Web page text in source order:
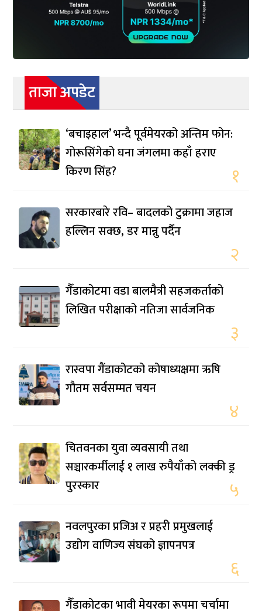
ताजा अपडेट
‘बचाइहाल’ भन्दै पूर्वमेयरको अन्तिम फोन:
गोरूसिंगेको घना जंगलमा कहाँ हराए
किरण सिंह?
१
सरकारबारे रवि– बादलको टुक्रामा जहाज
हल्लिन सक्छ, डर मान्नु पर्दैन
२
गैँडाकोटमा वडा बालमैत्री सहजकर्ताको
लिखित परीक्षाको नतिजा सार्वजनिक
३
रास्वपा गैंडाकोटको कोषाध्यक्षमा ऋषि
गौतम सर्वसम्मत चयन
४
चितवनका युवा व्यवसायी तथा
सञ्चारकर्मीलाई १ लाख रुपैयाँको लक्की ड्र
पुरस्कार
५
नवलपुरका प्रजिअ र प्रहरी प्रमुखलाई
उद्योग वाणिज्य संघको ज्ञापनपत्र
६
गैँडाकोटका भावी मेयरका रूपमा चर्चामा